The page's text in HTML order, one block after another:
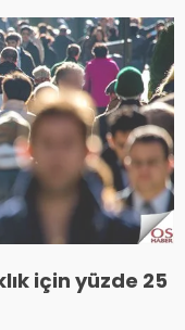
için yüzde 25